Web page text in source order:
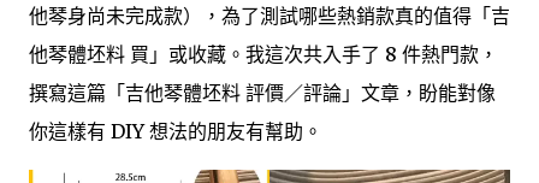
他琴身尚未完成款），為了測試哪些熱銷款真的值得「吉
他琴體坯料 買」或收藏。我這次共入手了 8 件熱門款，
撰寫這篇「吉他琴體坯料 評價／評論」文章，盼能對像
你這樣有 DIY 想法的朋友有幫助。